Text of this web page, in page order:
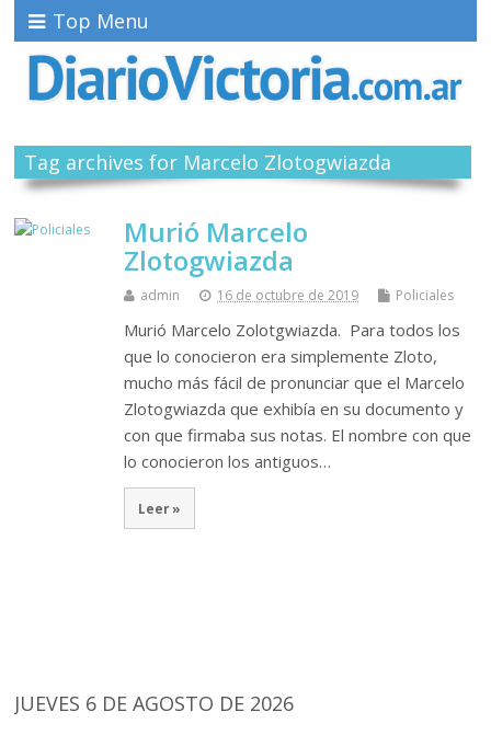
Top Menu
Tag archives for Marcelo Zlotogwiazda
Murió Marcelo
Zlotogwiazda
admin 16 de octubre de 2019 Policiales
Murió Marcelo Zolotgwiazda. Para todos los
que lo conocieron era simplemente Zloto,
mucho más fácil de pronunciar que el Marcelo
Zlotogwiazda que exhibía en su documento y
con que firmaba sus notas. El nombre con que
lo conocieron los antiguos…
Leer »
JUEVES 6 DE AGOSTO DE 2026